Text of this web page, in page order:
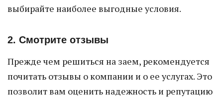
выбирайте наиболее выгодные условия.
2. Смотрите отзывы
Прежде чем решиться на заем, рекомендуется
почитать отзывы о компании и о ее услугах. Это
позволит вам оценить надежность и репутацию